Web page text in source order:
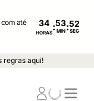
com até
34
HORAS: MIN : SEG
regras aqui!